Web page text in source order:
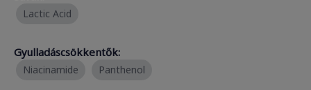
Lactic Acid
Gyulladáscsökkentők:
Niacinamide Panthenol